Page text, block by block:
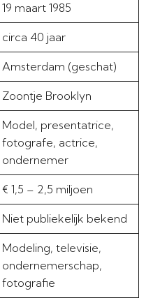
19 maart 1985
circa 40 jaar
Amsterdam (geschat)
Zoontje Brooklyn
Model, presentatrice,
fotografe, actrice,
ondernemer
€ 1,5 – 2,5 miljoen
Niet publiekelijk bekend
Modeling, televisie,
ondernemerschap,
fotografie